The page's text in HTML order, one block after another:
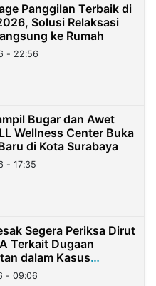
Panggilan Terbaik di
Solusi Relaksasi
ke Rumah
- 22:56
Bugar dan Awet
Wellness Center Buka
di Kota Surabaya
- 17:35
Segera Periksa Dirut
Terkait Dugaan
dalam Kasus
Dana Nasabah Rp2,58
- 09:06